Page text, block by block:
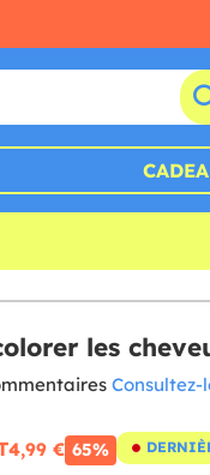
les
Consultez-
4,99 € 65%